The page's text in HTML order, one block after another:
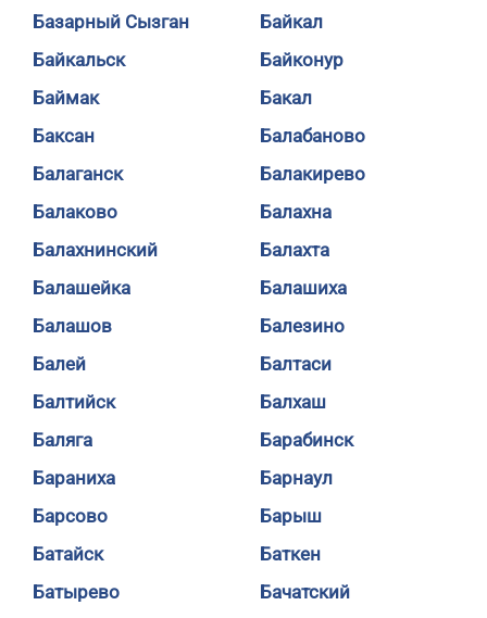
Базарный Сызган
Байкал
Байкальск
Байконур
Баймак
Бакал
Баксан
Балабаново
Балаганск
Балакирево
Балаково
Балахна
Балахнинский
Балахта
Балашейка
Балашиха
Балашов
Балезино
Балей
Балтаси
Балтийск
Балхаш
Баляга
Барабинск
Бараниха
Барнаул
Барсово
Барыш
Батайск
Баткен
Батырево
Бачатский